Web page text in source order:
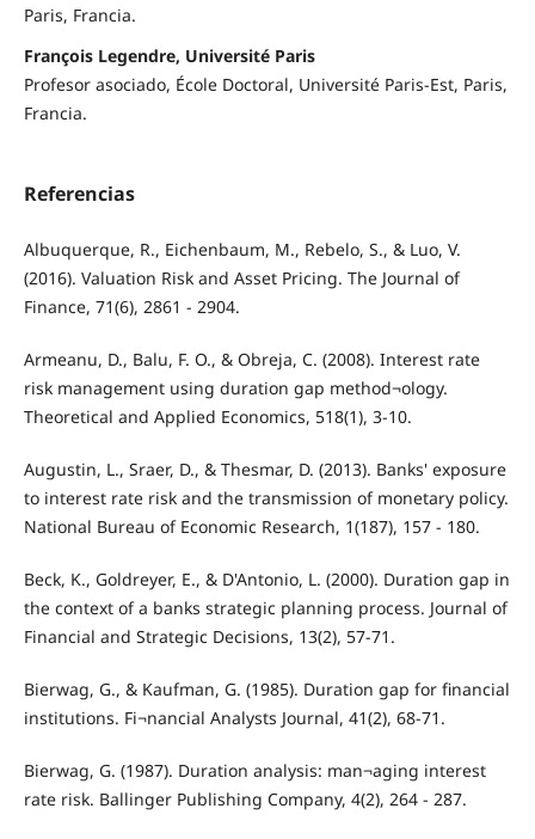
Paris, Francia.
François Legendre, Université Paris
Profesor asociado, École Doctoral, Université Paris-Est, Paris,
Francia.
Referencias
Albuquerque, R., Eichenbaum, M., Rebelo, S., & Luo, V.
(2016). Valuation Risk and Asset Pricing. The Journal of
Finance, 71(6), 2861 - 2904.
Armeanu, D., Balu, F. O., & Obreja, C. (2008). Interest rate
risk management using duration gap method¬ology.
Theoretical and Applied Economics, 518(1), 3-10.
Augustin, L., Sraer, D., & Thesmar, D. (2013). Banks' exposure
to interest rate risk and the transmission of monetary policy.
National Bureau of Economic Research, 1(187), 157 - 180.
Beck, K., Goldreyer, E., & D'Antonio, L. (2000). Duration gap in
the context of a banks strategic planning process. Journal of
Financial and Strategic Decisions, 13(2), 57-71.
Bierwag, G., & Kaufman, G. (1985). Duration gap for financial
institutions. Fi¬nancial Analysts Journal, 41(2), 68-71.
Bierwag, G. (1987). Duration analysis: man¬aging interest
rate risk. Ballinger Publishing Company, 4(2), 264 - 287.